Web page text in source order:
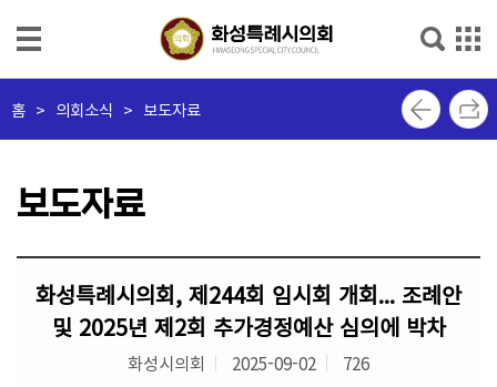
본문으로 바로가기
메인메뉴 바로가기
의
회
개
회
소
홈 > 의회소식 > 보도자료
보도자료
화성특례시의회, 제244회 임시회 개회... 조례안
및 2025년 제2회 추가경정예산 심의에 박차
화성시의회 2025-09-02 726